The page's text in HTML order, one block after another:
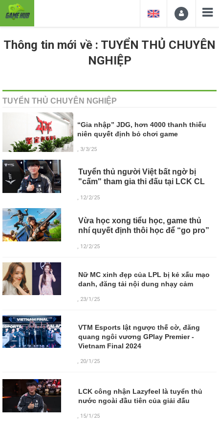
Thông tin mới về : TUYỂN THỦ CHUYÊN
NGHIỆP
TUYỂN THỦ CHUYÊN NGHIỆP
“Gia nhập” JDG, hơn 4000 thanh thiếu
niên quyết định bỏ chơi game
, 3/3/25
Tuyển thủ người Việt bất ngờ bị
"cấm" tham gia thi đấu tại LCK CL
, 12/2/25
Vừa học xong tiểu học, game thủ
nhí quyết định thôi học để “go pro”
, 12/2/25
Nữ MC xinh đẹp của LPL bị kẻ xấu mạo
danh, đăng tải nội dung nhạy cảm
, 23/1/25
VTM Esports lật ngược thế cờ, đăng
quang ngôi vương GPlay Premier -
Vietnam Final 2024
, 20/1/25
LCK công nhận Lazyfeel là tuyển thủ
nước ngoài đầu tiên của giải đấu
, 15/1/25